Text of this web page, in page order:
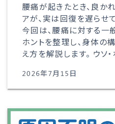
腰痛が起きたとき、良か
アが、実は回復を遅らせ
今回は、腰痛に対する一
ホントを整理し、身体の
え方を解説します。 ウソ
2026年7月15日